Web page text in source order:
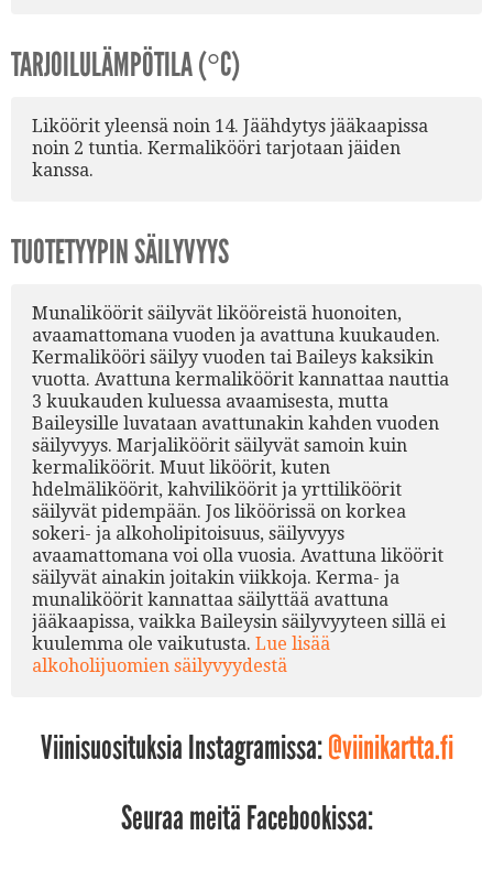
TARJOILULÄMPÖTILA (°C)
Liköörit yleensä noin 14. Jäähdytys jääkaapissa
noin 2 tuntia. Kermalikööri tarjotaan jäiden
kanssa.
TUOTETYYPIN SÄILYVYYS
Munaliköörit säilyvät likööreistä huonoiten,
avaamattomana vuoden ja avattuna kuukauden.
Kermalikööri säilyy vuoden tai Baileys kaksikin
vuotta. Avattuna kermaliköörit kannattaa nauttia
3 kuukauden kuluessa avaamisesta, mutta
Baileysille luvataan avattunakin kahden vuoden
säilyvyys. Marjaliköörit säilyvät samoin kuin
kermaliköörit. Muut liköörit, kuten
hdelmäliköörit, kahviliköörit ja yrttiliköörit
säilyvät pidempään. Jos liköörissä on korkea
sokeri- ja alkoholipitoisuus, säilyvyys
avaamattomana voi olla vuosia. Avattuna liköörit
säilyvät ainakin joitakin viikkoja. Kerma- ja
munaliköörit kannattaa säilyttää avattuna
jääkaapissa, vaikka Baileysin säilyvyyteen sillä ei
kuulemma ole vaikutusta. Lue lisää
alkoholijuomien säilyvyydestä
Viinisuosituksia Instagramissa:@viinikartta.fi
Seuraa meitä Facebookissa: